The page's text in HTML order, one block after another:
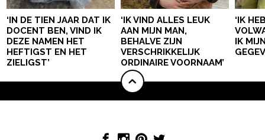
‘IN DE TIEN JAAR DAT IK
DOCENT BEN, VIND IK
DEZE NAMEN HET
HEFTIGST EN HET
ZIELIGST’
‘IK VIND ALLES LEUK
AAN MIJN MAN,
BEHALVE ZIJN
VERSCHRIKKELIJK
ORDINAIRE VOORNAAM’
‘IK
IK